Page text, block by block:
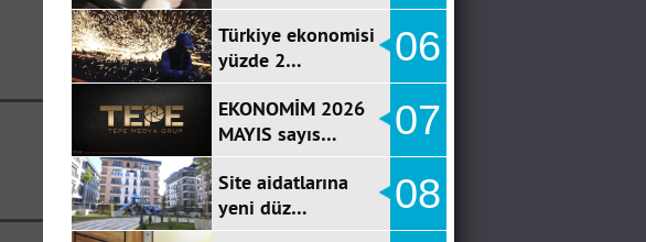
Türkiye ekonomisi
yüzde 2…
06
EKONOMİM 2026
MAYIS sayıs…
07
Site aidatlarına
yeni düz…
08